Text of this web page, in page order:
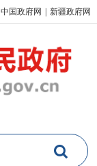
中国政府网 新疆政府网